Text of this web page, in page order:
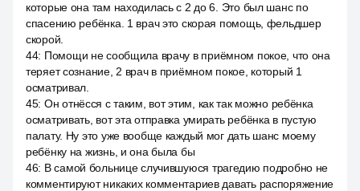
которые она там находилась с 2 до 6. Это был шанс по
спасению ребёнка. 1 врач это скорая помощь, фельдшер
скорой.
44: Помощи не сообщила врачу в приёмном покое, что она
теряет сознание, 2 врач в приёмном покое, который 1
осматривал.
45: Он отнёсся с таким, вот этим, как так можно ребёнка
осматривать, вот эта отправка умирать ребёнка в пустую
палату. Ну это уже вообще каждый мог дать шанс моему
ребёнку на жизнь, и она была бы
46: В самой больнице случившуюся трагедию подробно не
комментируют никаких комментариев давать распоряжение